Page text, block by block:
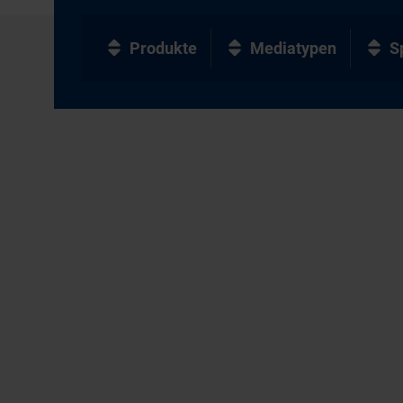
Produkte Mediatypen